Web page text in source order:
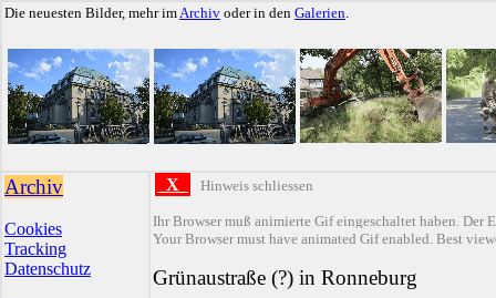
Die neuesten Bilder, mehr imArchiv oder in den Galerien.
Archiv
Cookies
Tracking
Datenschutz
X Hinweis schliessen
Ihr Browser muß animierte Gif eingeschaltet haben. Der
Your Browser must have animated Gif enabled. Best
Grünaustraße (?) in Ronneburg